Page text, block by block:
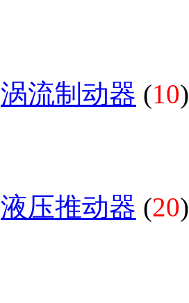
涡流制动器 (10)
液压推动器 (20)